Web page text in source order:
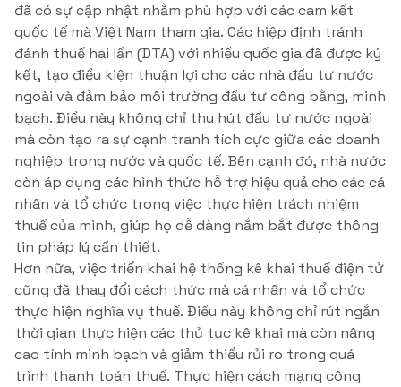
đã có sự cập nhật nhằm phù hợp với các cam kết
quốc tế mà Việt Nam tham gia. Các hiệp định tránh
đánh thuế hai lần (DTA) với nhiều quốc gia đã được ký
kết, tạo điều kiện thuận lợi cho các nhà đầu tư nước
ngoài và đảm bảo môi trường đầu tư công bằng, minh
bạch. Điều này không chỉ thu hút đầu tư nước ngoài
mà còn tạo ra sự cạnh tranh tích cực giữa các doanh
nghiệp trong nước và quốc tế. Bên cạnh đó, nhà nước
còn áp dụng các hình thức hỗ trợ hiệu quả cho các cá
nhân và tổ chức trong việc thực hiện trách nhiệm
thuế của mình, giúp họ dễ dàng nắm bắt được thông
tin pháp lý cần thiết.
Hơn nữa, việc triển khai hệ thống kê khai thuế điện tử
cũng đã thay đổi cách thức mà cá nhân và tổ chức
thực hiện nghĩa vụ thuế. Điều này không chỉ rút ngắn
thời gian thực hiện các thủ tục kê khai mà còn nâng
cao tính minh bạch và giảm thiểu rủi ro trong quá
trình thanh toán thuế. Thực hiện cách mạng công